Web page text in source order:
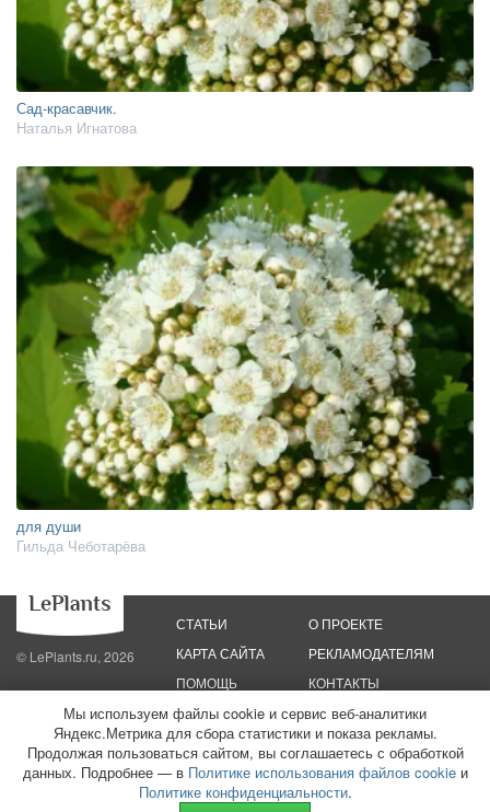
Сад-красавчик.
Наталья Игнатова
для души
Гильда Чеботарёва
© LePlants.ru, 2026
СТАТЬИ
КАРТА САЙТА
ПОМОЩЬ
О ПРОЕКТЕ
РЕКЛАМОДАТЕЛЯМ
КОНТАКТЫ
Политика конфиденциальности
Политика использования файлов cookie
Пользовательское соглашение
Редакционные стандарты
ООО «Трафик»
ИНН 7813175200 ОГРН 1027806866724
Монетизация
Мы используем файлы cookie и сервис веб-аналитики
Яндекс.Метрика для сбора статистики и показа рекламы.
Продолжая пользоваться сайтом, вы соглашаетесь с обработкой
данных. Подробнее — в Политике использования файлов cookieи
Политике конфиденциальности.